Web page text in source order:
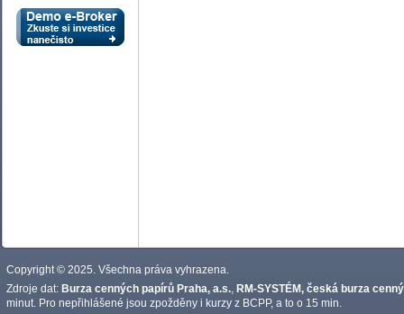
Copyright © 2025. Všechna práva vyhrazena.
Zdroje dat: Burza cenných papírů Praha, a.s. RM-SYSTÉM, česká burza
minut. Pro nepřihlášené jsou zpožděny i kurzy z BCPP, a to o 15 min.